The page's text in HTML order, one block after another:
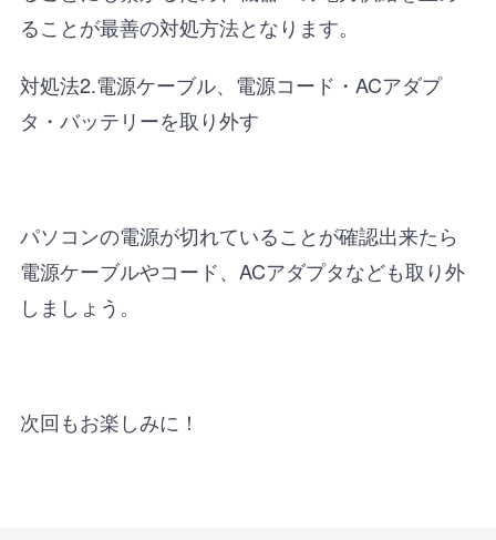
ることが最善の対処方法となります。
対処法2.電源ケーブル、電源コード・ACアダプ
タ・バッテリーを取り外す
パソコンの電源が切れていることが確認出来たら
電源ケーブルやコード、ACアダプタなども取り外
しましょう。
次回もお楽しみに！